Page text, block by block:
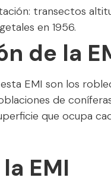
transectos
en 1956.
de la
EMI son los
de
que ocupa
EMI